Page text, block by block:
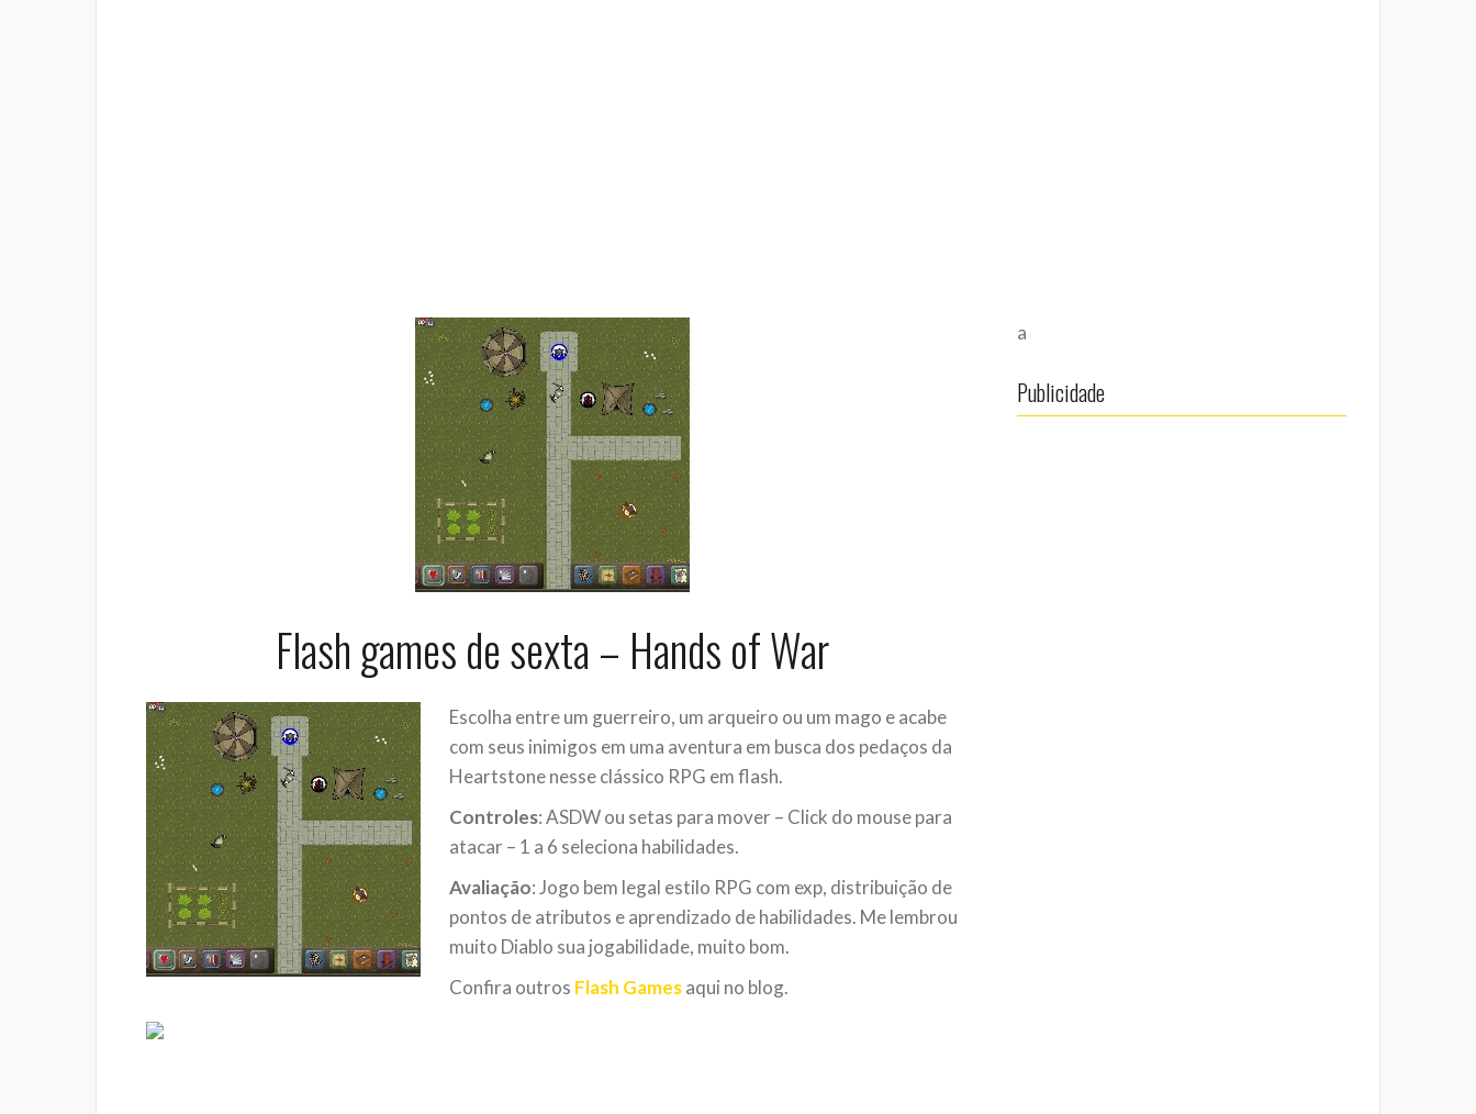
Flash games de sexta – Hands of War
Escolha entre um guerreiro, um arqueiro ou um mago e acabe
com seus inimigos em uma aventura em busca dos pedaços da
Heartstone nesse clássico RPG em flash.
Controles: ASDW ou setas para mover – Click do mouse para
atacar – 1 a 6 seleciona habilidades.
Avaliação: Jogo bem legal estilo RPG com exp, distribuição de
pontos de atributos e aprendizado de habilidades. Me lembrou
muito Diablo sua jogabilidade, muito bom.
Confira outros Flash Gamesaqui no blog.
a
Publicidade